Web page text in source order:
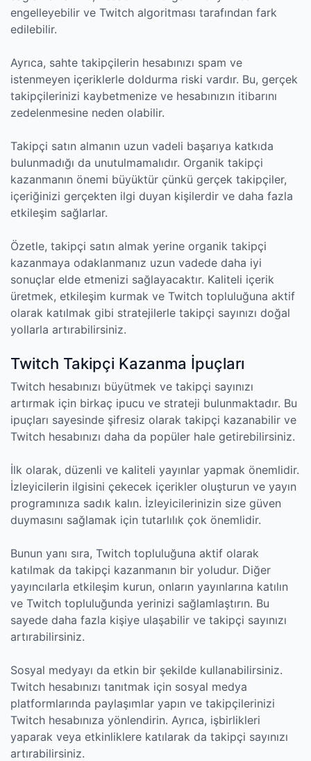
engelleyebilir ve Twitch algoritması tarafından fark
edilebilir.
Ayrıca, sahte takipçilerin hesabınızı spam ve
istenmeyen içeriklerle doldurma riski vardır. Bu, gerçek
takipçilerinizi kaybetmenize ve hesabınızın itibarını
zedelenmesine neden olabilir.
Takipçi satın almanın uzun vadeli başarıya katkıda
bulunmadığı da unutulmamalıdır. Organik takipçi
kazanmanın önemi büyüktür çünkü gerçek takipçiler,
içeriğinizi gerçekten ilgi duyan kişilerdir ve daha fazla
etkileşim sağlarlar.
Özetle, takipçi satın almak yerine organik takipçi
kazanmaya odaklanmanız uzun vadede daha iyi
sonuçlar elde etmenizi sağlayacaktır. Kaliteli içerik
üretmek, etkileşim kurmak ve Twitch topluluğuna aktif
olarak katılmak gibi stratejilerle takipçi sayınızı doğal
yollarla artırabilirsiniz.
Twitch Takipçi Kazanma İpuçları
Twitch hesabınızı büyütmek ve takipçi sayınızı
artırmak için birkaç ipucu ve strateji bulunmaktadır. Bu
ipuçları sayesinde şifresiz olarak takipçi kazanabilir ve
Twitch hesabınızı daha da popüler hale getirebilirsiniz.
İlk olarak, düzenli ve kaliteli yayınlar yapmak önemlidir.
İzleyicilerin ilgisini çekecek içerikler oluşturun ve yayın
programınıza sadık kalın. İzleyicilerinizin size güven
duymasını sağlamak için tutarlılık çok önemlidir.
Bunun yanı sıra, Twitch topluluğuna aktif olarak
katılmak da takipçi kazanmanın bir yoludur. Diğer
yayıncılarla etkileşim kurun, onların yayınlarına katılın
ve Twitch topluluğunda yerinizi sağlamlaştırın. Bu
sayede daha fazla kişiye ulaşabilir ve takipçi sayınızı
artırabilirsiniz.
Sosyal medyayı da etkin bir şekilde kullanabilirsiniz.
Twitch hesabınızı tanıtmak için sosyal medya
platformlarında paylaşımlar yapın ve takipçilerinizi
Twitch hesabınıza yönlendirin. Ayrıca, işbirlikleri
yaparak veya etkinliklere katılarak da takipçi sayınızı
artırabilirsiniz.